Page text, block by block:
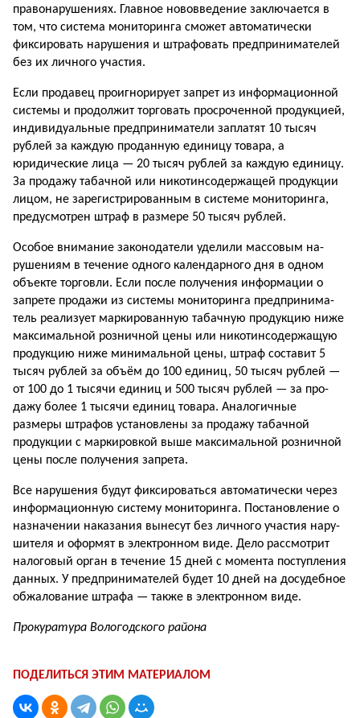
правонарушениях. Главное нововведение заключается в
том, что система мониторинга сможет автоматически
фиксировать нарушения и штрафовать предпринима­телей
без их личного участия.
Если продавец проигнорирует запрет из информационной
системы и продолжит торговать просроченной продукцией,
индивидуальные предприниматели заплатят 10 тысяч
рублей за каждую проданную единицу товара, а
юридические лица — 20 тысяч рублей за каждую единицу.
За продажу табачной или никотинсодержащей продукции
лицом, не зарегистри­рованным в системе мониторинга,
предусмотрен штраф в размере 50 тысяч рублей.
Особое внимание законодатели уделили массовым на­
рушениям в течение одного календарного дня в одном
объекте торговли. Если после получения информации о
запрете продажи из системы мониторинга предпринима­
тель реализует маркированную табачную продукцию ниже
максимальной розничной цены или никотинсодержащую
продукцию ниже минимальной цены, штраф составит 5
тысяч рублей за объём до 100 единиц, 50 тысяч рублей —
от 100 до 1 тысячи единиц и 500 тысяч рублей — за про­
дажу более 1 тысячи единиц товара. Аналогичные
размеры штрафов установлены за продажу табачной
продукции с маркировкой выше максимальной розничной
цены после получения запрета.
Все нарушения будут фиксироваться автоматически через
информационную систему мониторинга. Постановление о
назначении наказания вынесут без личного участия нару­
шителя и оформят в электронном виде. Дело рассмотрит
налоговый орган в течение 15 дней с момента поступления
данных. У предпринимателей будет 10 дней на досудебное
обжалование штрафа — также в электронном виде.
Прокуратура Вологодского района
ПОДЕЛИТЬСЯ ЭТИМ МАТЕРИАЛОМ